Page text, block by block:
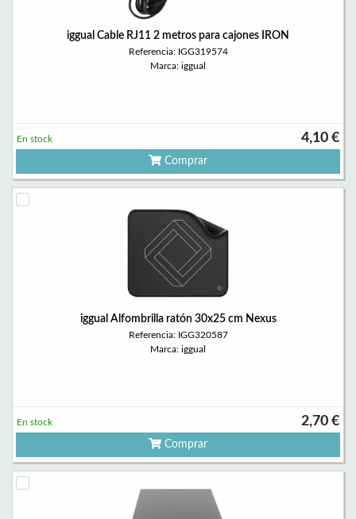
iggual Cable RJ11 2 metros para cajones IRON
Referencia: IGG319574
Marca: iggual
4,10 €
En stock
Comprar
iggual Alfombrilla ratón 30x25 cm Nexus
Referencia: IGG320587
Marca: iggual
2,70 €
En stock
Comprar